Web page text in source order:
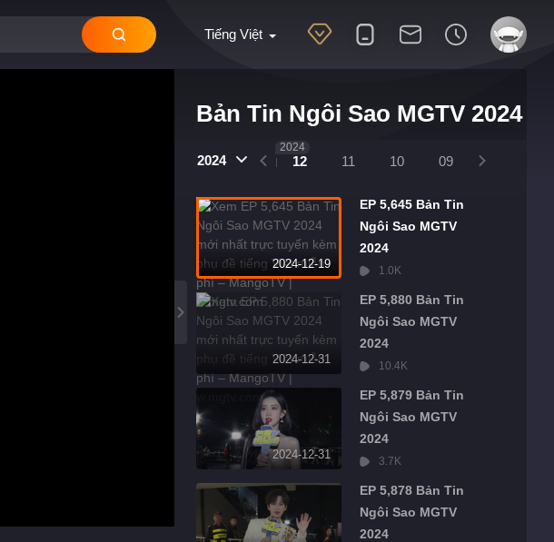
Tiếng Việt
Bản Tin Ngôi Sao MGTV 2024
2024 01 12
2024
11 10 09
2024-12-19
EP 5,645 Bản Tin
Ngôi Sao MGTV
2024
1.0K
2024-12-31
EP 5,880 Bản Tin
Ngôi Sao MGTV
2024
10.4K
2024-12-31
EP 5,879 Bản Tin
Ngôi Sao MGTV
2024
3.7K
EP 5,878 Bản Tin
Ngôi Sao MGTV
2024